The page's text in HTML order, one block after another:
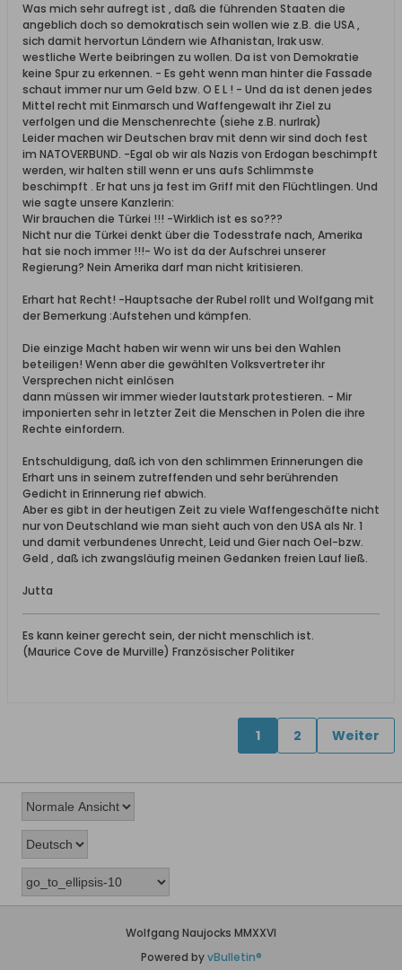
Was mich sehr aufregt ist , daß die führenden Staaten die
angeblich doch so demokratisch sein wollen wie z.B. die USA ,
sich damit hervortun Ländern wie Afhanistan, Irak usw.
westliche Werte beibringen zu wollen. Da ist von Demokratie
keine Spur zu erkennen. - Es geht wenn man hinter die Fassade
schaut immer nur um Geld bzw. O E L ! - Und da ist denen jedes
Mittel recht mit Einmarsch und Waffengewalt ihr Ziel zu
verfolgen und die Menschenrechte (siehe z.B. nurIrak)
Leider machen wir Deutschen brav mit denn wir sind doch fest
im NATOVERBUND. -Egal ob wir als Nazis von Erdogan beschimpft
werden, wir halten still wenn er uns aufs Schlimmste
beschimpft . Er hat uns ja fest im Griff mit den Flüchtlingen. Und
wie sagte unsere Kanzlerin:
Wir brauchen die Türkei !!! -Wirklich ist es so???
Nicht nur die Türkei denkt über die Todesstrafe nach, Amerika
hat sie noch immer !!!- Wo ist da der Aufschrei unserer
Regierung? Nein Amerika darf man nicht kritisieren.
Erhart hat Recht! -Hauptsache der Rubel rollt und Wolfgang mit
der Bemerkung :Aufstehen und kämpfen.
Die einzige Macht haben wir wenn wir uns bei den Wahlen
beteiligen! Wenn aber die gewählten Volksvertreter ihr
Versprechen nicht einlösen
dann müssen wir immer wieder lautstark protestieren. - Mir
imponierten sehr in letzter Zeit die Menschen in Polen die ihre
Rechte einfordern.
Entschuldigung, daß ich von den schlimmen Erinnerungen die
Erhart uns in seinem zutreffenden und sehr berührenden
Gedicht in Erinnerung rief abwich.
Aber es gibt in der heutigen Zeit zu viele Waffengeschäfte nicht
nur von Deutschland wie man sieht auch von den USA als Nr. 1
und damit verbundenes Unrecht, Leid und Gier nach Oel-bzw.
Geld , daß ich zwangsläufig meinen Gedanken freien Lauf ließ.
Jutta
Es kann keiner gerecht sein, der nicht menschlich ist.
(Maurice Cove de Murville) Französischer Politiker
1 2 Weiter
Wolfgang Naujocks MMXXVI
Powered byvBulletin®